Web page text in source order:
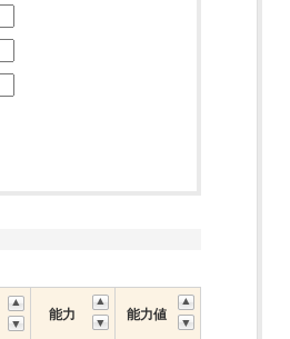
能力 能力値